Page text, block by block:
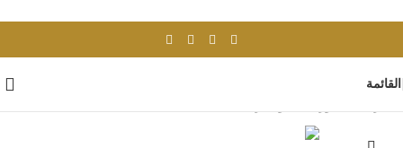
القائمة